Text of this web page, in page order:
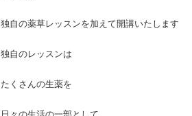
独自の薬草レッスンを加えて開講いたします
独自のレッスンは
たくさんの生薬を